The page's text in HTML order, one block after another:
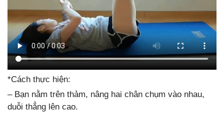
*Cách thực hiện:
– Bạn nằm trên thảm, nâng hai chân chụm vào nhau,
duỗi thẳng lên cao.